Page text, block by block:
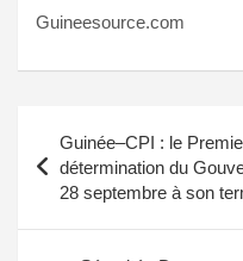
Guineesource.com
de
l’article
Guinée–CPI : le
détermination du
28 septembre à son